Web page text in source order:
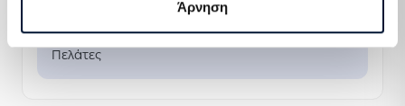
Άρνηση
7.674.171
Πελάτες